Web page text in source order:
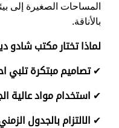
المساحات الصغيرة إلى
بالأناقة.
لماذا تختار مكتب شادو
✔تصاميم مبتكرة تلبي
✔ استخدام مواد عالية
✔ الالتزام بالجدول